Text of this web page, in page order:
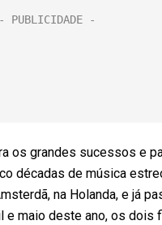
os grandes sucessos e
décadas de música
na Holanda, e já
e maio deste ano, os dois